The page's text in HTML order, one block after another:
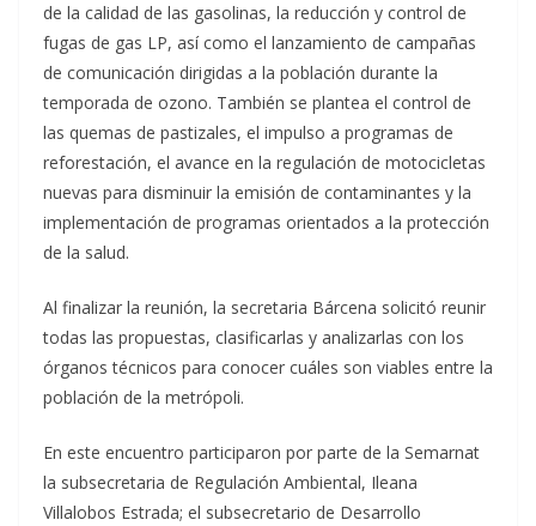
de la calidad de las gasolinas, la reducción y control de
fugas de gas LP, así como el lanzamiento de campañas
de comunicación dirigidas a la población durante la
temporada de ozono. También se plantea el control de
las quemas de pastizales, el impulso a programas de
reforestación, el avance en la regulación de motocicletas
nuevas para disminuir la emisión de contaminantes y la
implementación de programas orientados a la protección
de la salud.
Al finalizar la reunión, la secretaria Bárcena solicitó reunir
todas las propuestas, clasificarlas y analizarlas con los
órganos técnicos para conocer cuáles son viables entre la
población de la metrópoli.
En este encuentro participaron por parte de la Semarnat
la subsecretaria de Regulación Ambiental, Ileana
Villalobos Estrada; el subsecretario de Desarrollo